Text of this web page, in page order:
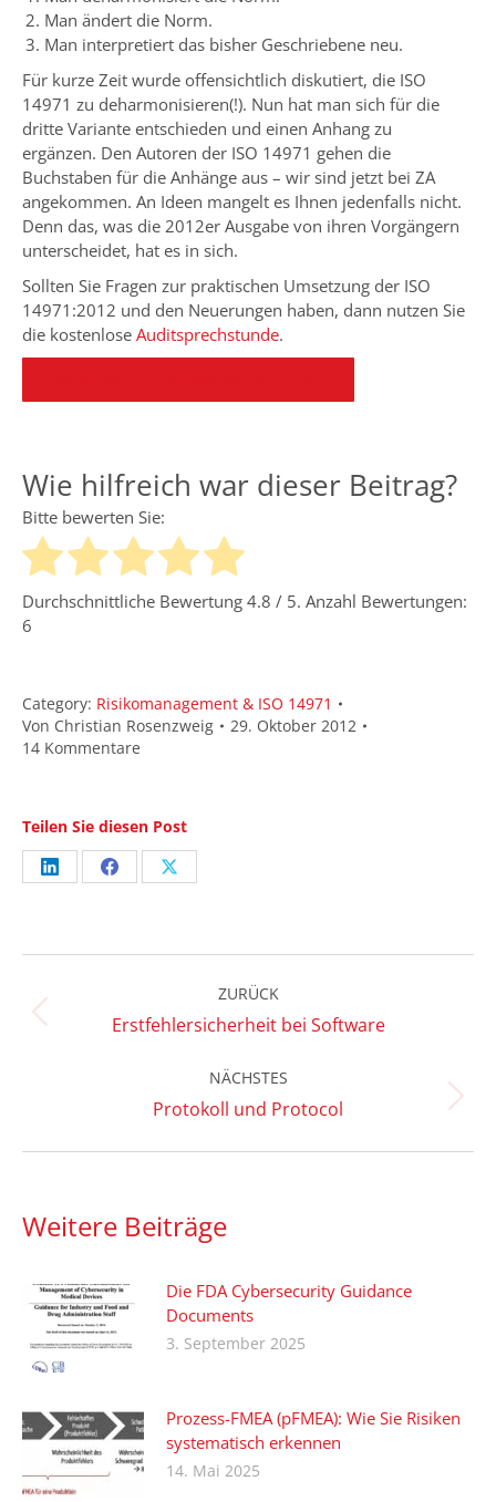
Man ändert die Norm.
Man interpretiert das bisher Geschriebene neu.
Für kurze Zeit wurde offensichtlich diskutiert, die ISO
14971 zu deharmonisieren(!). Nun hat man sich für die
dritte Variante entschieden und einen Anhang zu
ergänzen. Den Autoren der ISO 14971 gehen die
Buchstaben für die Anhänge aus – wir sind jetzt bei ZA
angekommen. An Ideen mangelt es Ihnen jedenfalls nicht.
Denn das, was die 2012er Ausgabe von ihren Vorgängern
unterscheidet, hat es in sich.
Sollten Sie Fragen zur praktischen Umsetzung der ISO
14971:2012 und den Neuerungen haben, dann nutzen Sie
die kostenlose Auditsprechstunde.
Wie hilfreich war dieser Beitrag?
Bitte bewerten Sie:
Durchschnittliche Bewertung 4.8 / 5. Anzahl Bewertungen:
6
Category: Risikomanagement & ISO 14971
Von Christian Rosenzweig
29. Oktober 2012
14 Kommentare
Teilen Sie diesen Post
Share
LinkedIn
Share
Facebook
Share
X
Kommentarnavigation
ZURÜCK
Vorheriger
Erstfehlersicherheit bei Software
NÄCHSTES
Nächster
Protokoll und Protocol
Weitere Beiträge
Die FDA Cybersecurity Guidance
Documents
3. September 2025
Prozess-FMEA (pFMEA): Wie Sie Risiken
systematisch erkennen
14. Mai 2025